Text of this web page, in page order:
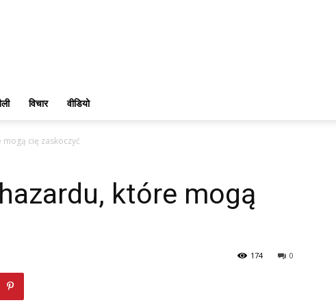
विचार वीडियो
cię zaskoczyć
które mogą
0
174